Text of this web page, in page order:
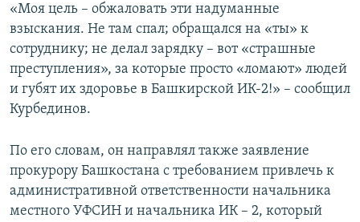
«Моя цель – обжаловать эти надуманные
взыскания. Не там спал; обращался на «ты» к
сотруднику; не делал зарядку – вот «страшные
преступления», за которые просто «ломают» людей
и губят их здоровье в Башкирской ИК-2!» – сообщил
Курбединов.
По его словам, он направлял также заявление
прокурору Башкостана с требованием привлечь к
административной ответственности начальника
местного УФСИН и начальника ИК – 2, который